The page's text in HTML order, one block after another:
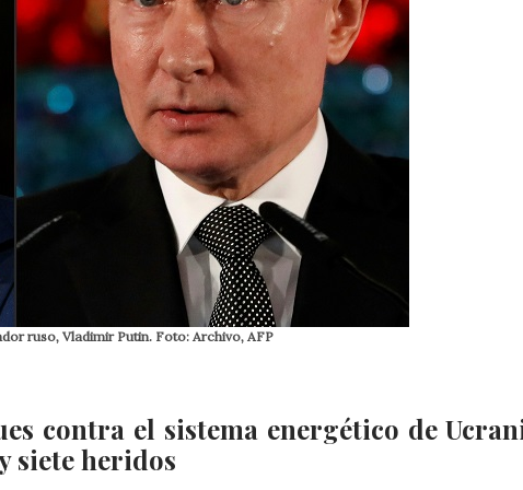
ruso, Vladimir Putin. Foto: Archivo, AFP
contra el sistema energético de
siete heridos